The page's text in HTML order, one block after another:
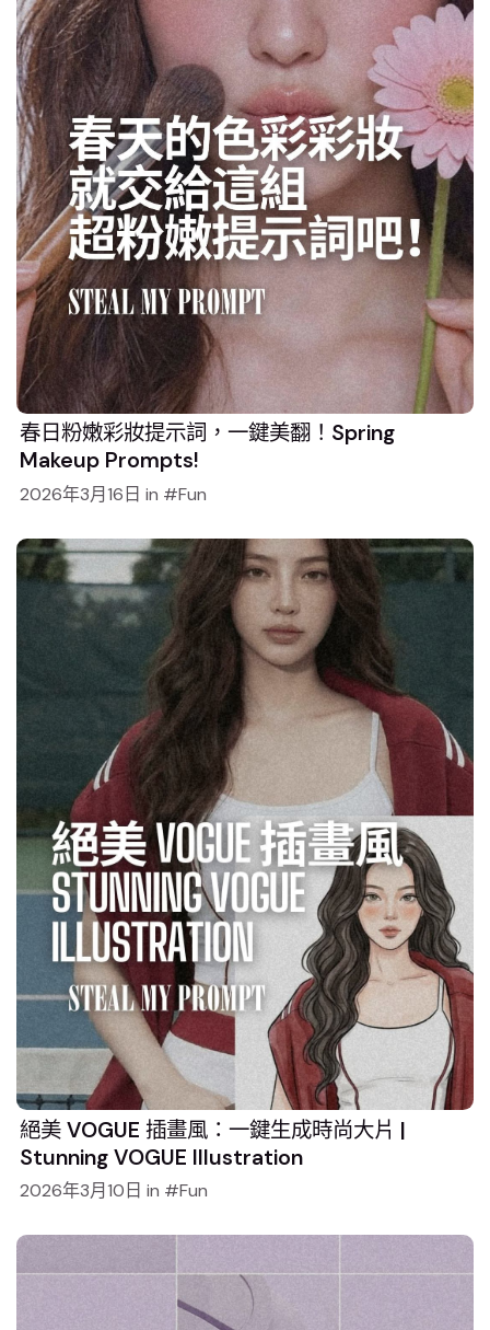
春日粉嫩彩妝提示詞，一鍵美翻！Spring
Makeup Prompts!
2026年3月16日 in Fun
絕美 VOGUE 插畫風：一鍵生成時尚大片 |
Stunning VOGUE Illustration
2026年3月10日 in Fun